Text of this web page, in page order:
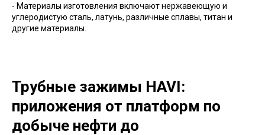
- Материалы изготовления включают нержавеющую и
углеродистую сталь, латунь, различные сплавы, титан и
другие материалы.
Трубные зажимы HAVI:
приложения от платформ по
добыче нефти до